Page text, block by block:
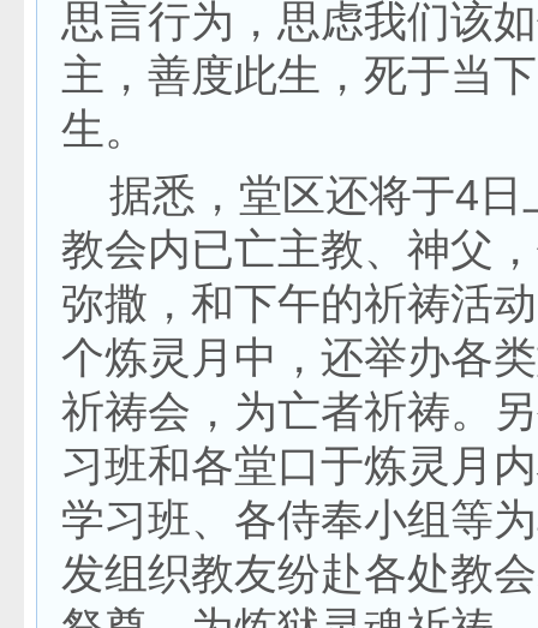
思言行为，思虑我们该
主，善度此生，死于当
生。
据悉，堂区还将于4日
教会内已亡主教、神父
弥撒，和下午的祈祷活
个炼灵月中，还举办各
祈祷会，为亡者祈祷。
习班和各堂口于炼灵月
学习班、各侍奉小组等
发组织教友纷赴各处教